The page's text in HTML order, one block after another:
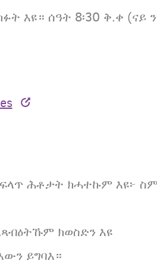
እዩ። ሰዓት 8፡30 ቅ.ቀ (ናይ
ሕቶታት ክሓተኩም እዩ፦
ክወስድን እዩ
ይግባእ።